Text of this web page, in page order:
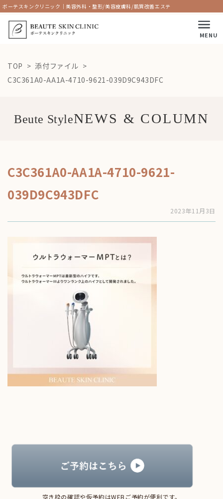
ボーテスキンクリニック｜美容外科・整形/美容皮膚科/肌質改善エステ
MENU
TOP
添付ファイル
C3C361A0-AA1A-4710-9621-039D9C943DFC
Beute Style
C3C361A0-AA1A-4710-9621-
039D9C943DFC
2023年11月3日
空き枠の確認や仮予約はWEBご予約が便利です。